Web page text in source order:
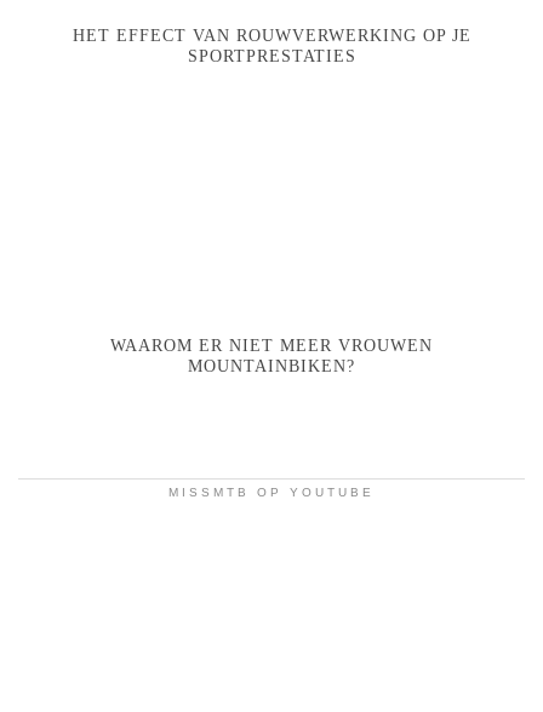
HET EFFECT VAN ROUWVERWERKING OP JE
SPORTPRESTATIES
WAAROM ER NIET MEER VROUWEN
MOUNTAINBIKEN?
MISSMTB OP YOUTUBE